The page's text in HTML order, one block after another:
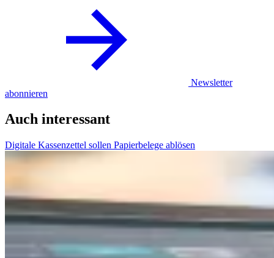
Newsletter
abonnieren
Auch interessant
Digitale Kassenzettel sollen Papierbelege ablösen